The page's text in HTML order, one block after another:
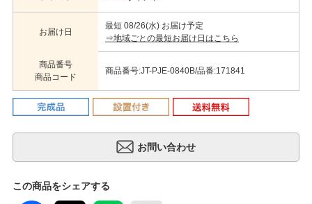
お届け日
最短 08/26(水) お届け予定
⇒地域ごとの最短お届け日はこちら
商品番号
商品コード
商品番号:JT-PJE-0840B/品番:171841
この商品をシェアする